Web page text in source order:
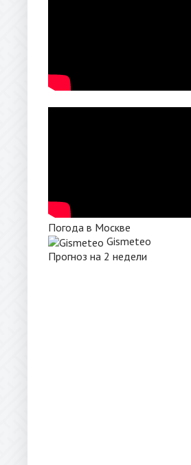
Погода в Москве
Gismeteo
Прогноз на 2 недели